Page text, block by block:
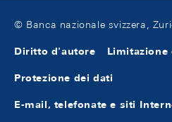
© Banca nazionale svizzera,
Diritto d'autore
Protezione dei dati
E-mail, telefonate e siti